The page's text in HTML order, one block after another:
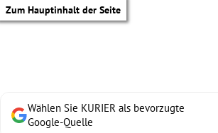
Zum Hauptinhalt der Seite
Wählen Sie KURIER als bevorzugte
Google-Quelle